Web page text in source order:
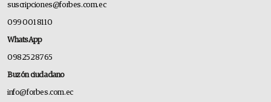
suscripciones@forbes.com.ec
099 001 8110
WhatsApp
0982528765
Buzón ciudadano
info@forbes.com.ec